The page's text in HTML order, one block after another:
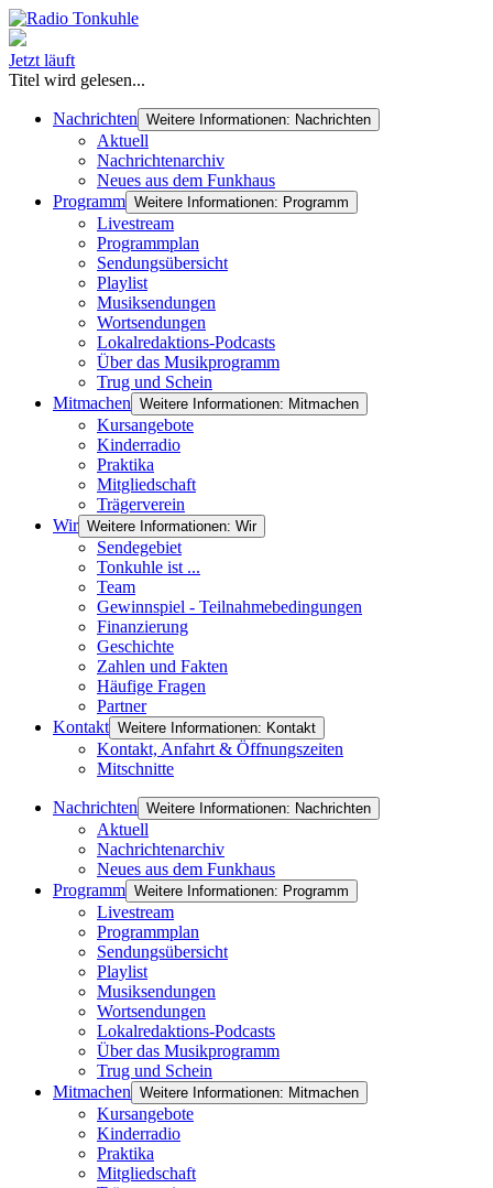
Jetzt läuft
Titel wird gelesen...
Nachrichten Weitere Informationen: Nachrichten
Aktuell
Nachrichtenarchiv
Neues aus dem Funkhaus
Programm Weitere Informationen: Programm
Livestream
Programmplan
Sendungsübersicht
Playlist
Musiksendungen
Wortsendungen
Lokalredaktions-Podcasts
Über das Musikprogramm
Trug und Schein
Mitmachen Weitere Informationen: Mitmachen
Kursangebote
Kinderradio
Praktika
Mitgliedschaft
Trägerverein
Wir Weitere Informationen: Wir
Sendegebiet
Tonkuhle ist ...
Team
Gewinnspiel - Teilnahmebedingungen
Finanzierung
Geschichte
Zahlen und Fakten
Häufige Fragen
Partner
Kontakt Weitere Informationen: Kontakt
Kontakt, Anfahrt & Öffnungszeiten
Mitschnitte
Nachrichten Weitere Informationen: Nachrichten
Aktuell
Nachrichtenarchiv
Neues aus dem Funkhaus
Programm Weitere Informationen: Programm
Livestream
Programmplan
Sendungsübersicht
Playlist
Musiksendungen
Wortsendungen
Lokalredaktions-Podcasts
Über das Musikprogramm
Trug und Schein
Mitmachen Weitere Informationen: Mitmachen
Kursangebote
Kinderradio
Praktika
Mitgliedschaft